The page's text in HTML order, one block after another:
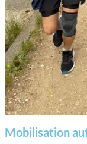
Mobilisation